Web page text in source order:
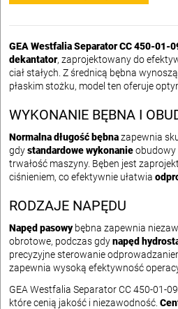
GEA Westfalia Separator CC 450-01-
dekantator, zaprojektowany do
ciał stałych. Z średnicą bębna
płaskim stożku, model ten oferuje
WYKONANIE BĘBNA I
Normalna długość bębnazapewnia
gdystandardowe wykonanieobudowy
trwałość maszyny. Bęben jest
ciśnieniem, co efektywnie ułatwia
RODZAJE NAPĘDU
Napęd pasowybębna zapewnia
obrotowe, podczas gdynapęd
precyzyjne sterowanie
zapewnia wysoką efektywność
GEA Westfalia Separator CC 450-01-
które cenią jakość i niezawodność.